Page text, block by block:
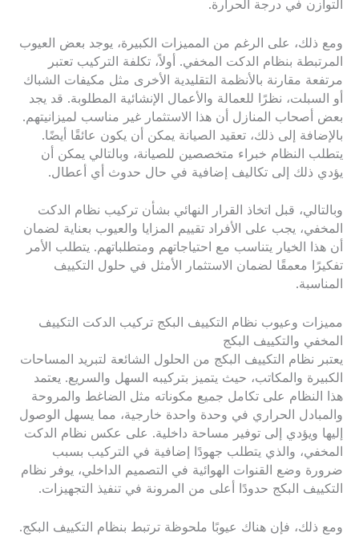
التوازن في درجة الحرارة.
ومع ذلك، على الرغم من المميزات الكبيرة، يوجد بعض العيوب
المرتبطة بنظام الدكت المخفي. أولاً، تكلفة التركيب تعتبر
مرتفعة مقارنة بالأنظمة التقليدية الأخرى مثل مكيفات الشباك
أو السبلت، نظرًا للعمالة والأعمال الإنشائية المطلوبة. قد يجد
بعض أصحاب المنازل أن هذا الاستثمار غير مناسب لميزانيتهم.
بالإضافة إلى ذلك، تعقيد الصيانة يمكن أن يكون عائقًا أيضًا.
يتطلب النظام خبراء متخصصين للصيانة، وبالتالي يمكن أن
يؤدي ذلك إلى تكاليف إضافية في حال حدوث أي أعطال.
وبالتالي، قبل اتخاذ القرار النهائي بشأن تركيب نظام الدكت
المخفي، يجب على الأفراد تقييم المزايا والعيوب بعناية لضمان
أن هذا الخيار يتناسب مع احتياجاتهم ومتطلباتهم. يتطلب الأمر
تفكيرًا معمقًا لضمان الاستثمار الأمثل في حلول التكييف
المناسبة.
مميزات وعيوب نظام التكييف البكج تركيب الدكت التكييف
المخفي والتكييف البكج
يعتبر نظام التكييف البكج من الحلول الشائعة لتبريد المساحات
الكبيرة والمكاتب، حيث يتميز بتركيبه السهل والسريع. يعتمد
هذا النظام على تكامل جميع مكوناته مثل الضاغط والمروحة
والمبادل الحراري في وحدة واحدة خارجية، مما يسهل الوصول
إليها ويؤدي إلى توفير مساحة داخلية. على عكس نظام الدكت
المخفي، والذي يتطلب جهودًا إضافية في التركيب بسبب
ضرورة وضع القنوات الهوائية في التصميم الداخلي، يوفر نظام
التكييف البكج حدودًا أعلى من المرونة في تنفيذ التجهيزات.
ومع ذلك، فإن هناك عيوبًا ملحوظة ترتبط بنظام التكييف البكج.